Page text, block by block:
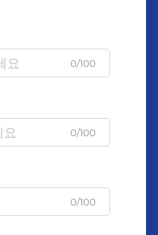
0/100
0/100
0/100